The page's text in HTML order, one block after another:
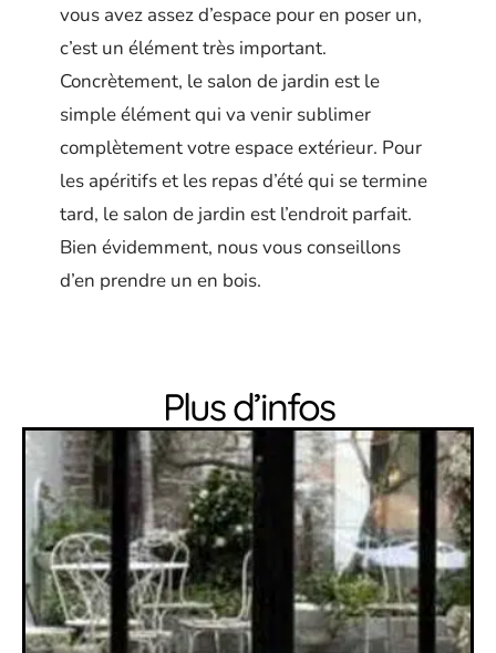
vous avez assez d’espace pour en poser un,
c’est un élément très important.
Concrètement, le salon de jardin est le
simple élément qui va venir sublimer
complètement votre espace extérieur. Pour
les apéritifs et les repas d’été qui se termine
tard, le salon de jardin est l’endroit parfait.
Bien évidemment, nous vous conseillons
d’en prendre un en bois.
Plus d’infos